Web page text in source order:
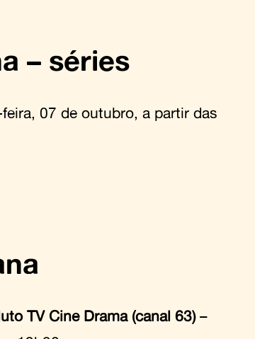
– séries
07 de outubro, a partir das
TV Cine Drama (canal 63)–